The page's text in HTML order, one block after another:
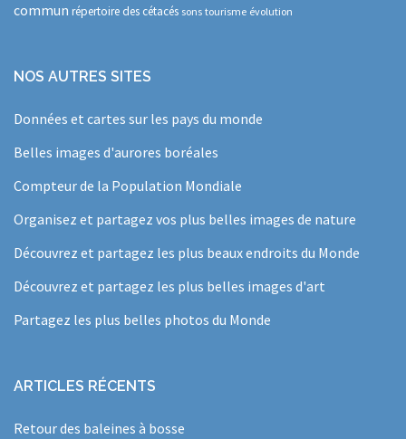
commun répertoire des cétacés sons tourisme évolution
NOS AUTRES SITES
Données et cartes sur les pays du monde
Belles images d'aurores boréales
Compteur de la Population Mondiale
Organisez et partagez vos plus belles images de nature
Découvrez et partagez les plus beaux endroits du Monde
Découvrez et partagez les plus belles images d'art
Partagez les plus belles photos du Monde
ARTICLES RÉCENTS
Retour des baleines à bosse